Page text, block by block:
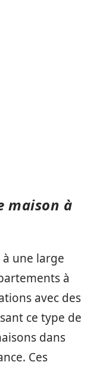
maison à
une large
à
avec des
ce type de
dans
Ces